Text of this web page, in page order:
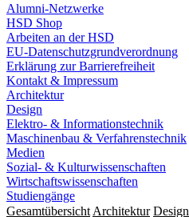
Alumni-Netzwerke
HSD Shop
Arbeiten an der HSD
EU-Datenschutzgrundverordnung
Erklärung zur Barrierefreiheit
Kontakt & Impressum
Architektur
Design
Elektro- & Informationstechnik
Maschinenbau & Verfahrenstechnik
Medien
Sozial- & Kulturwissenschaften
Wirtschaftswissenschaften
Studiengänge
Gesamtübersicht Architektur Design